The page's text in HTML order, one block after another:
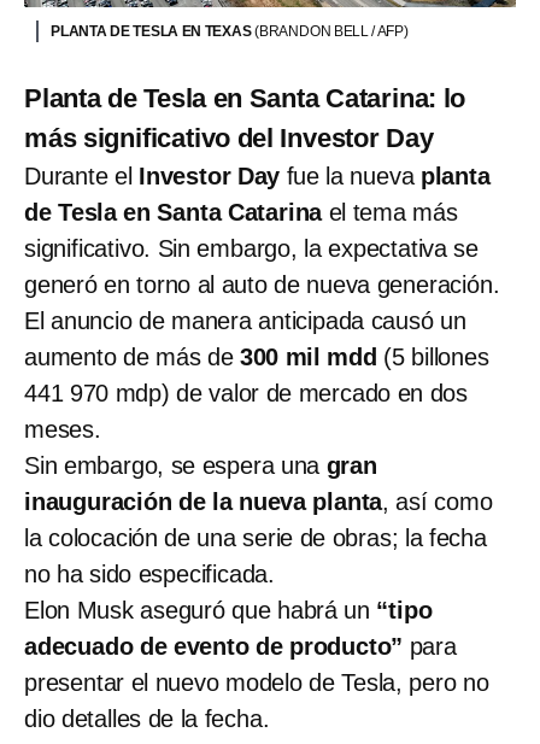
PLANTA DE TESLA EN TEXAS(BRANDON BELL / AFP)
Planta de Tesla en Santa Catarina: lo
más significativo del Investor Day
Durante el Investor Day fue la nuevaplanta
de Tesla en Santa Catarinael tema más
significativo. Sin embargo, la expectativa se
generó en torno al auto de nueva generación.
El anuncio de manera anticipada causó un
aumento de más de 300 mil mdd (5 billones
441 970 mdp) de valor de mercado en dos
meses.
Sin embargo, se espera una gran
inauguración de la nueva planta, así como
la colocación de una serie de obras; la fecha
no ha sido especificada.
Elon Musk aseguró que habrá un “tipo
adecuado de evento de producto” para
presentar el nuevo modelo de Tesla, pero no
dio detalles de la fecha.